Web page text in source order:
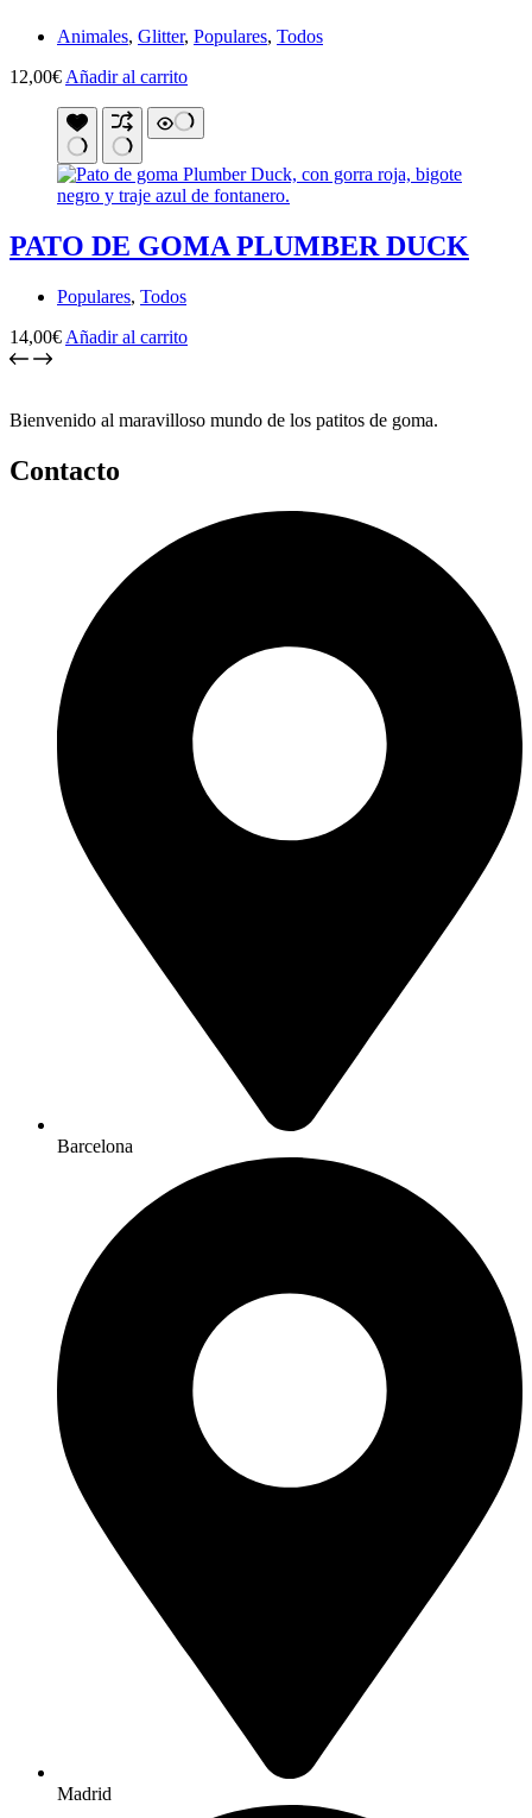
Animales, Glitter, Populares, Todos
12,00€ Añadir al carrito
PATO DE GOMA PLUMBER DUCK
Populares, Todos
14,00€ Añadir al carrito
Bienvenido al maravilloso mundo de los patitos de goma.
Contacto
Barcelona
Madrid